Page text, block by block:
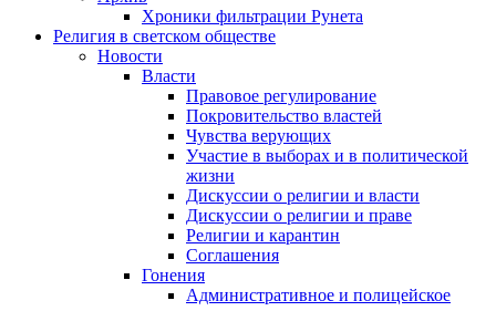
Хроники фильтрации Рунета
Религия в светском обществе
Новости
Власти
Правовое регулирование
Покровительство властей
Чувства верующих
Участие в выборах и в политической
жизни
Дискуссии о религии и власти
Дискуссии о религии и праве
Религии и карантин
Соглашения
Гонения
Административное и полицейское